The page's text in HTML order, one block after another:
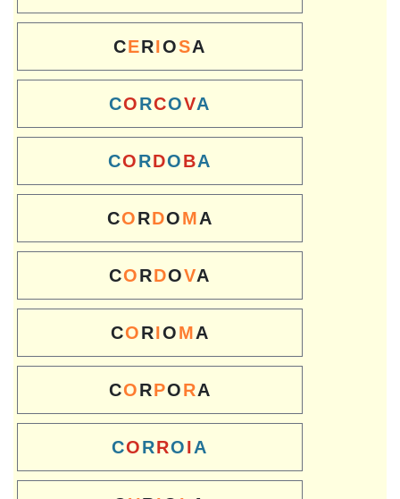
CERIOSA
CORCOVA
CORDOBA
CORDOMA
CORDOVA
CORIOMA
CORPORA
CORROIA